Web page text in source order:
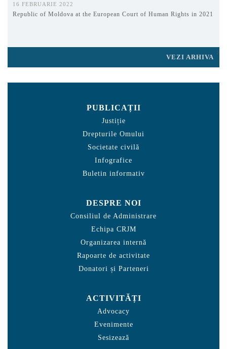
16 FEBRUARIE 2022
Republic of Moldova at the European Court of Human Rights in 2021
VEZI ARHIVA
PUBLICAȚII
Justiție
Drepturile Omului
Societate civilă
Infografice
Buletin informativ
DESPRE NOI
Consiliul de Administrare
Echipa CRJM
Organizarea internă
Rapoarte de activitate
Donatori și Parteneri
ACTIVITĂȚI
Advocacy
Evenimente
Sesizează